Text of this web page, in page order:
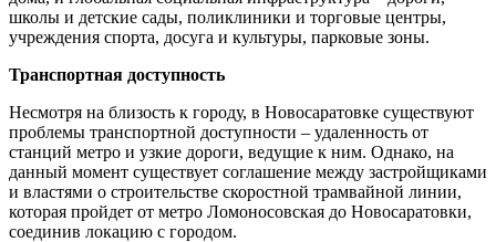
школы и детские сады, поликлиники и торговые центры,
учреждения спорта, досуга и культуры, парковые зоны.
Транспортная доступность
Несмотря на близость к городу, в Новосаратовке существуют
проблемы транспортной доступности – удаленность от
станций метро и узкие дороги, ведущие к ним. Однако, на
данный момент существует соглашение между застройщиками
и властями о строительстве скоростной трамвайной линии,
которая пройдет от метро Ломоносовская до Новосаратовки,
соединив локацию с городом.